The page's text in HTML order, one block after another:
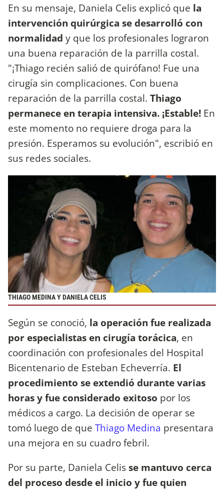
En su mensaje, Daniela Celis explicó que la
intervención quirúrgica se desarrolló con
normalidad y que los profesionales lograron
una buena reparación de la parrilla costal.
"¡Thiago recién salió de quirófano! Fue una
cirugía sin complicaciones. Con buena
reparación de la parrilla costal. Thiago
permanece en terapia intensiva. ¡Estable! En
este momento no requiere droga para la
presión. Esperamos su evolución", escribió en
sus redes sociales.
THIAGO MEDINA Y DANIELA CELIS
Según se conoció, la operación fue realizada
por especialistas en cirugía torácica, en
coordinación con profesionales del Hospital
Bicentenario de Esteban Echeverría. El
procedimiento se extendió durante varias
horas y fue considerado exitoso por los
médicos a cargo. La decisión de operar se
tomó luego de que Thiago Medina presentara
una mejora en su cuadro febril.
Por su parte, Daniela Celisse mantuvo cerca
del proceso desde el inicio y fue quien